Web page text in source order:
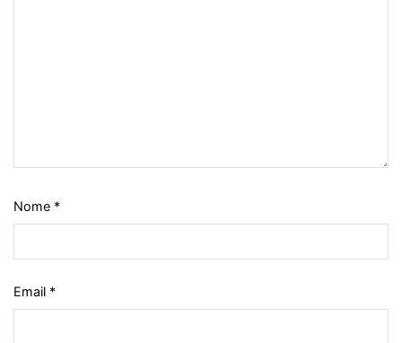
Nome *
Email *